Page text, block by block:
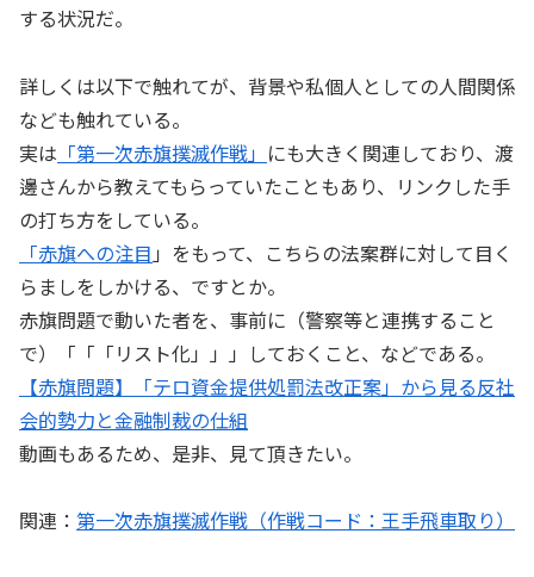
する状況だ。
詳しくは以下で触れてが、背景や私個人としての人間関係
なども触れている。
実は 「第一次赤旗撲滅作戦」 にも大きく関連しており、渡
邊さんから教えてもらっていたこともあり、リンクした手
の打ち方をしている。
「赤旗への注目 」をもって、こちらの法案群に対して目く
らましをしかける、ですとか。
赤旗問題で動いた者を、事前に（警察等と連携すること
で）「「「リスト化」」」しておくこと、などである。
【赤旗問題】「テロ資金提供処罰法改正案」から見る反社
会的勢力と金融制裁の仕組
動画もあるため、是非、見て頂きたい。
関連： 第一次赤旗撲滅作戦（作戦コード：王手飛車取り）